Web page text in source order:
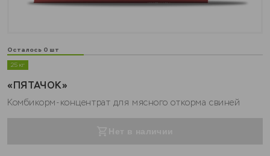
Осталось 0 шт
25 кг
«ПЯТАЧОК»
Комбикорм-концентрат для мясного откорма свиней